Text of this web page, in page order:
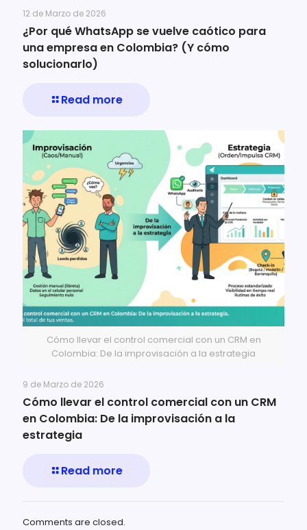
12 de Marzo de 2026
¿Por qué WhatsApp se vuelve caótico para
una empresa en Colombia? (Y cómo
solucionarlo)
Read more
Cómo llevar el control comercial con un CRM en
Colombia: De la improvisación a la estrategia
9 de Marzo de 2026
Cómo llevar el control comercial con un CRM
en Colombia: De la improvisación a la
estrategia
Read more
Comments are closed.